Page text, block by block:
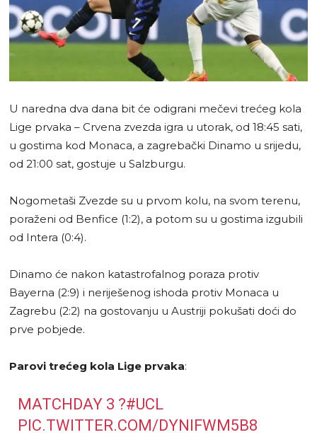
U naredna dva dana bit će odigrani mečevi trećeg kola
Lige prvaka – Crvena zvezda igra u utorak, od 18:45 sati,
u gostima kod Monaca, a zagrebački Dinamo u srijedu,
od 21:00 sat, gostuje u Salzburgu.
Nogometaši Zvezde su u prvom kolu, na svom terenu,
poraženi od Benfice (1:2), a potom su u gostima izgubili
od Intera (0:4).
Dinamo će nakon katastrofalnog poraza protiv
Bayerna (2:9) i neriješenog ishoda protiv Monaca u
Zagrebu (2:2) na gostovanju u Austriji pokušati doći do
prve pobjede.
Parovi trećeg kola Lige prvaka:
MATCHDAY 3 ?#UCL
PIC.TWITTER.COM/DYNIFWM5B8